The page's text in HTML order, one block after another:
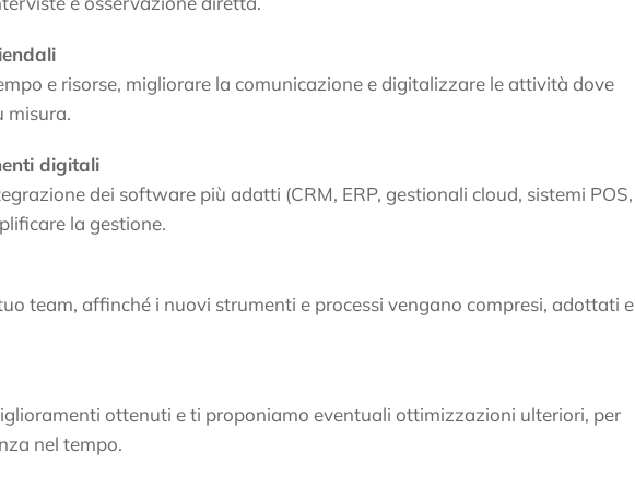
e risorse, migliorare la comunicazione e digitalizzare le attività dove
misura.
digitali
dei software più adatti (CRM, ERP, gestionali cloud, sistemi POS,
la gestione.
team, affinché i nuovi strumenti e processi vengano compresi, adottati e
ottenuti e ti proponiamo eventuali ottimizzazioni ulteriori, per
nel tempo.